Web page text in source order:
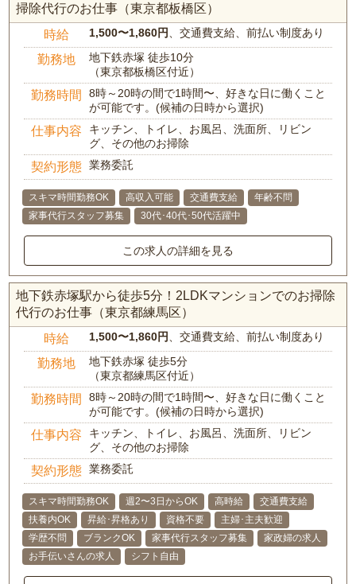
掃除代行のお仕事（東京都板橋区）
時給 1,500〜1,860円、交通費支給、前払い制度あり
勤務地
地下鉄赤塚 徒歩10分
（東京都板橋区付近）
勤務時間
8時～20時の間で1時間〜、好きな日に働くこと
が可能です。(候補の日時から選択)
仕事内容
キッチン、トイレ、お風呂、洗面所、リビン
グ、その他のお掃除
契約形態 業務委託
スキマ時間勤務OK 高収入可能 交通費支給
年齢不問
家事代行スタッフ募集
30代･40代･50代活躍中
この求人の詳細を見る
地下鉄赤塚駅から徒歩5分！2LDKマンションでのお掃除
代行のお仕事（東京都練馬区）
時給 1,500〜1,860円、交通費支給、前払い制度あり
勤務地
地下鉄赤塚 徒歩5分
（東京都練馬区付近）
勤務時間
8時～20時の間で1時間〜、好きな日に働くこと
が可能です。(候補の日時から選択)
仕事内容
キッチン、トイレ、お風呂、洗面所、リビン
グ、その他のお掃除
契約形態 業務委託
スキマ時間勤務OK 週2〜3日からOK 高時給
交通費支給
扶養内OK
昇給･昇格あり 資格不要
主婦･主夫歓迎
学歴不問
ブランクOK 家事代行スタッフ募集
家政婦の求人
お手伝いさんの求人
シフト自由